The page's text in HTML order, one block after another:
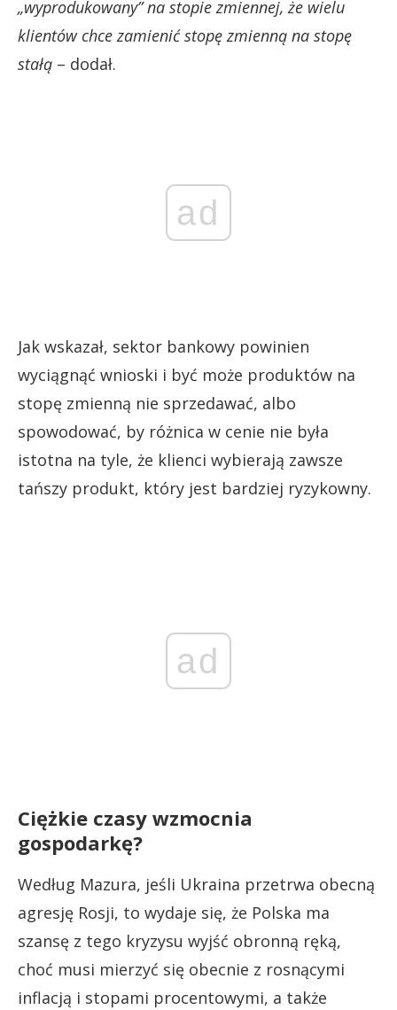
„wyprodukowany” na stopie zmiennej, że wielu
klientów chce zamienić stopę zmienną na stopę
stałą – dodał.
ad
Jak wskazał, sektor bankowy powinien
wyciągnąć wnioski i być może produktów na
stopę zmienną nie sprzedawać, albo
spowodować, by różnica w cenie nie była
istotna na tyle, że klienci wybierają zawsze
tańszy produkt, który jest bardziej ryzykowny.
ad
Ciężkie czasy wzmocnia
gospodarkę?
Według Mazura, jeśli Ukraina przetrwa obecną
agresję Rosji, to wydaje się, że Polska ma
szansę z tego kryzysu wyjść obronną ręką,
choć musi mierzyć się obecnie z rosnącymi
inflacją i stopami procentowymi, a także